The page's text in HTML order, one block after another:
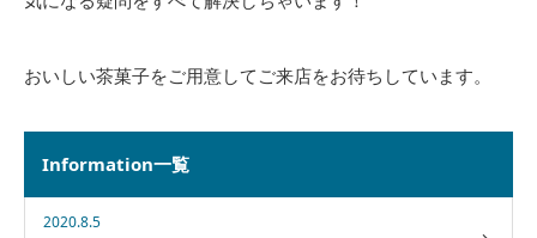
おいしい茶菓子をご用意してご来店をお待ちしています。
Information一覧
2020.8.5